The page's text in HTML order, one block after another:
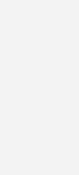
gegen
weiter
zu